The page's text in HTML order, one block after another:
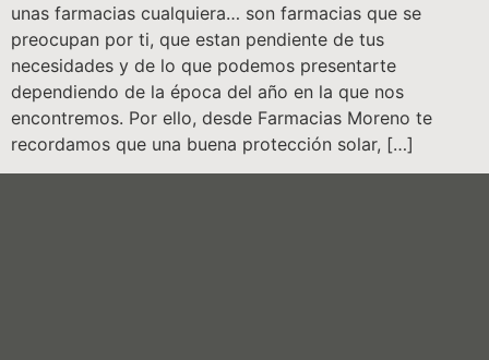
unas farmacias cualquiera… son farmacias que se
preocupan por ti, que estan pendiente de tus
necesidades y de lo que podemos presentarte
dependiendo de la época del año en la que nos
encontremos. Por ello, desde Farmacias Moreno te
recordamos que una buena protección solar, […]